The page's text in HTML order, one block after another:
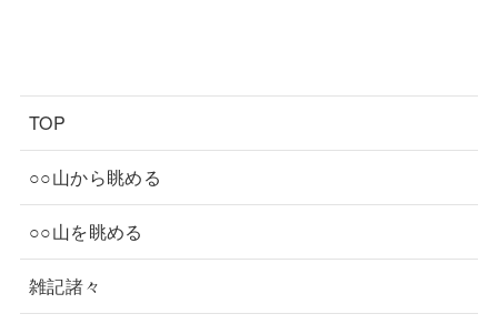
TOP
○○山から眺める
○○山を眺める
雑記諸々